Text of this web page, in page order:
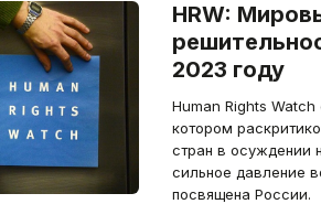
HRW:
2023 году
Human Rights
котором
стран в осуждении
сильное давление
посвящена России.